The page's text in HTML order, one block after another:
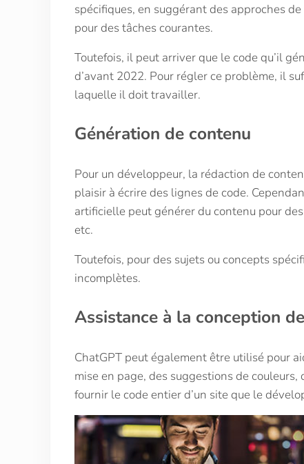
spécifiques, en suggérant des approches
pour des tâches courantes.
Toutefois, il peut arriver que le code qu’il
d’avant 2022. Pour régler ce problème, il
laquelle il doit travailler.
Génération de contenu
Pour un développeur, la rédaction de
plaisir à écrire des lignes de code.
artificielle peut générer du contenu pour
etc.
Toutefois, pour des sujets ou concepts
incomplètes.
Assistance à la conception
ChatGPT peut également être utilisé pour
mise en page, des suggestions de
fournir le code entier d’un site que le